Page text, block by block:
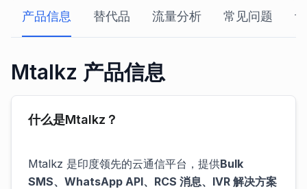
产品信息 替代品 流量分析 常见问题
Mtalkz 产品信息
什么是Mtalkz？
Mtalkz 是印度领先的云通信平台，提供Bulk
SMS、WhatsApp API、RCS 消息、IVR 解决方案